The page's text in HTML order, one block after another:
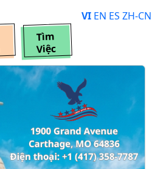
VI EN ES ZH-CN
Tìm
Việc